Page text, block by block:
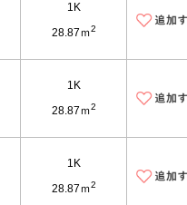
1K
28.87ｍ2
1K
28.87ｍ2
1K
28.87ｍ2